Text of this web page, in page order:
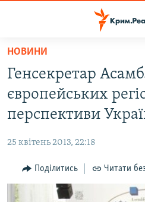
Перейти
основного
матеріалу
Перейти
до
основної
Перейти
до
пошуку
ВОДА.КРИМ
ВІДЕО ТА ФОТО
БЛОГИ
ПОГЛЯД
ІНТЕРВ'Ю
НОВИНИ
Генсекретар
європейських
перспективи
25 квітень 2013, 22:18
Поділитись Читати